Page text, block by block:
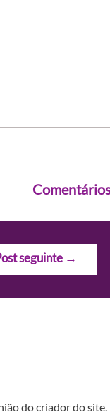
seguinte →
do criador do site.